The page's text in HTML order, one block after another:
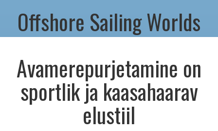
Offshore Sailing Worlds
Avamerepurjetamine on
sportlik ja kaasahaarav
elustiil